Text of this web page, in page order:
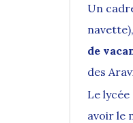
Un
de
des
Le
avoir le